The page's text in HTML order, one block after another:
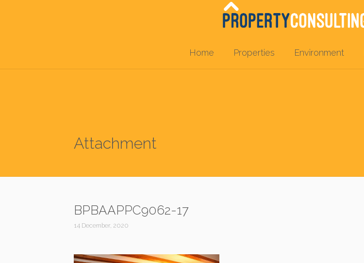
Home Properties Environment
Attachment
BPBAAPPC9062-17
14 December, 2020